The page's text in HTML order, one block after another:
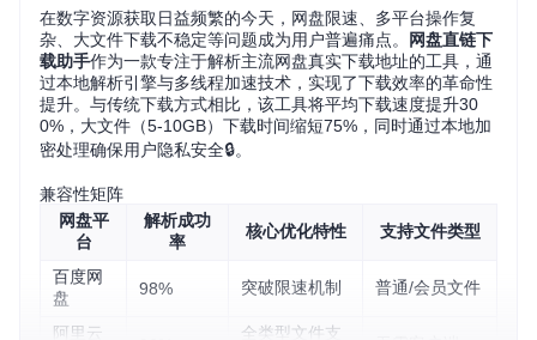
在数字资源获取日益频繁的今天，网盘限速、多平台操作复
杂、大文件下载不稳定等问题成为用户普遍痛点。
网盘直链下
载助手作为一款专注于解析主流网盘真实下载地址的工具，通
过本地解析引擎与多线程加速技术，实现了下载效率的革命性
提升。与传统下载方式相比，该工具将平均下载速度提升30
0%，大文件（5-10GB）下载时间缩短75%，同时通过本地加
密处理确保用户隐私安全🔒。
兼容性矩阵
网盘平
台
解析成功
率
核心优化特性 支持文件类型
百度网
盘
98% 突破限速机制 普通/会员文件
阿里云
全类型文件支